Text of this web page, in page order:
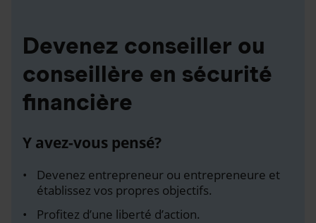
Devenez conseiller ou
conseillère en sécurité
financière
Y avez-vous pensé?
Devenez entrepreneur ou entrepreneure et
établissez vos propres objectifs.
Profitez d’une liberté d’action.